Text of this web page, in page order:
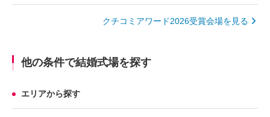
クチコミアワード2026受賞会場を見る
他の条件で結婚式場を探す
エリアから探す